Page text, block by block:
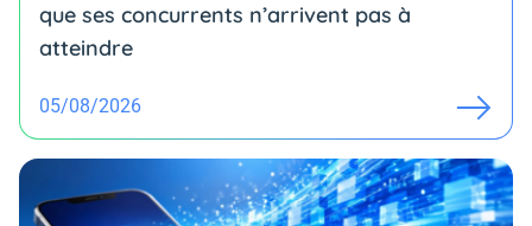
que ses concurrents n’arrivent pas à
atteindre
05/08/2026